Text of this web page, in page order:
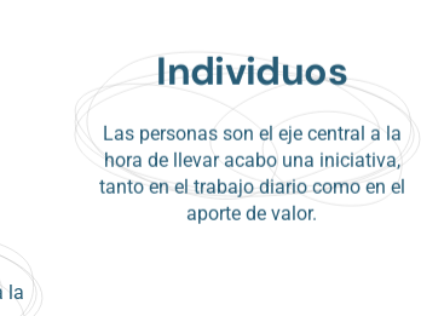
la
Individuos
Las personas son el eje central a la
hora de llevar acabo una iniciativa,
tanto en el trabajo diario como en el
aporte de valor.